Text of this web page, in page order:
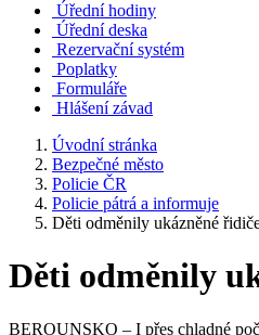
Úřední hodiny
Úřední deska
Rezervační systém
Poplatky
Formuláře
Hlášení závad
Úvodní stránka
Bezpečné město
Policie ČR
Policie pátrá a informuje
Děti odměnily ukázněné
Děti odměnily
BEROUNSKO – I přes chladné